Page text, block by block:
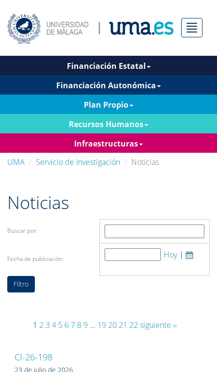
Menú
Financiación Estatal
Financiación Autonómica
Plan Propio
Recursos Humanos
Infraestructuras
UMA
Servicio de Investigación Noticias
Noticias
Buscar por:
Fecha de publicación: Hoy|
1 2 3 4 5 6 7 8 9 ... 19 20 21 22 siguiente ››
CI-26-198
23 de julio de 2026